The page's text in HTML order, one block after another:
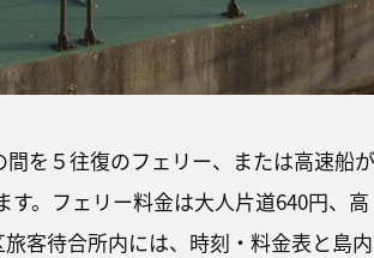
を５往復のフェリー、または高速船が
。フェリー料金は大人片道640円、高
客待合所内には、時刻・料金表と島内